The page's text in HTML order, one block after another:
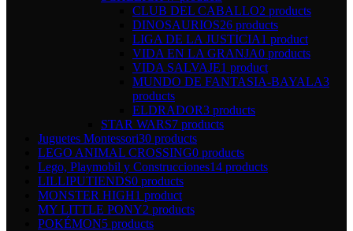
CLUB DEL CABALLO2 products
DINOSAURIOS26 products
LIGA DE LA JUSTICIA1 product
VIDA EN LA GRANJA0 products
VIDA SALVAJE1 product
MUNDO DE FANTASIA-BAYALA3
products
ELDRADOR3 products
STAR WARS7 products
Juguetes Montessori30 products
LEGO ANIMAL CROSSING0 products
Lego, Playmobil y Construcciones14 products
LILLIPUTIENDS0 products
MONSTER HIGH1 product
MY LITTLE PONY2 products
POKÉMON5 products